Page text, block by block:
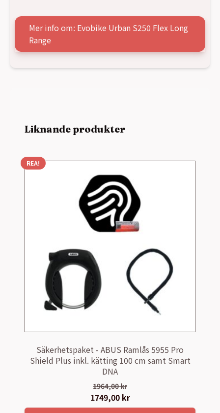
Mer info om: Evobike Urban S250 Flex Long
Range
Liknande produkter
REA!
Säkerhetspaket - ABUS Ramlås 5955 Pro
Shield Plus inkl. kätting 100 cm samt Smart
DNA
1964,00kr
Det
ursprungliga
1749,00 krDet
nuvarande